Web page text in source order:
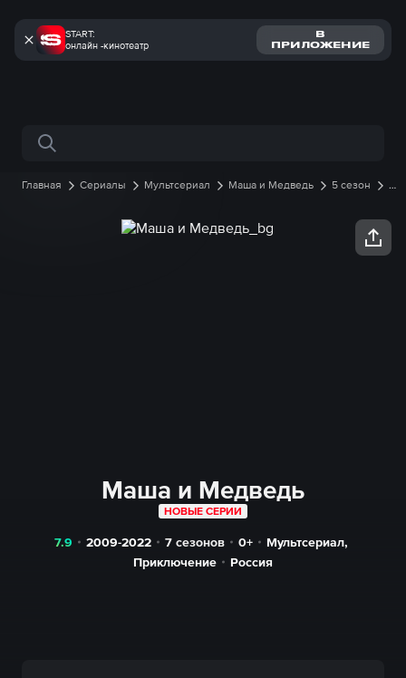
START:
онлайн -кинотеатр
В
ПРИЛОЖЕНИЕ
Поиск по сайту
Главная Сериалы Мультсериал Маша и Медведь
5 сезон
Маша и Медведь
НОВЫЕ СЕРИИ
7.9 2009-2022 7 сезонов 0+ Мультсериал,
Приключение
Россия